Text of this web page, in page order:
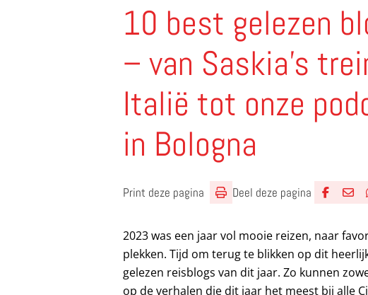
10 best gelezen
– van Saskia’s
Italië tot onze
in Bologna
Print deze pagina
Deel deze pagina
2023 was een jaar vol mooie reizen, naar
plekken. Tijd om terug te blikken op dit
gelezen reisblogs van dit jaar. Zo kunnen
op de verhalen die dit jaar het meest bij alle